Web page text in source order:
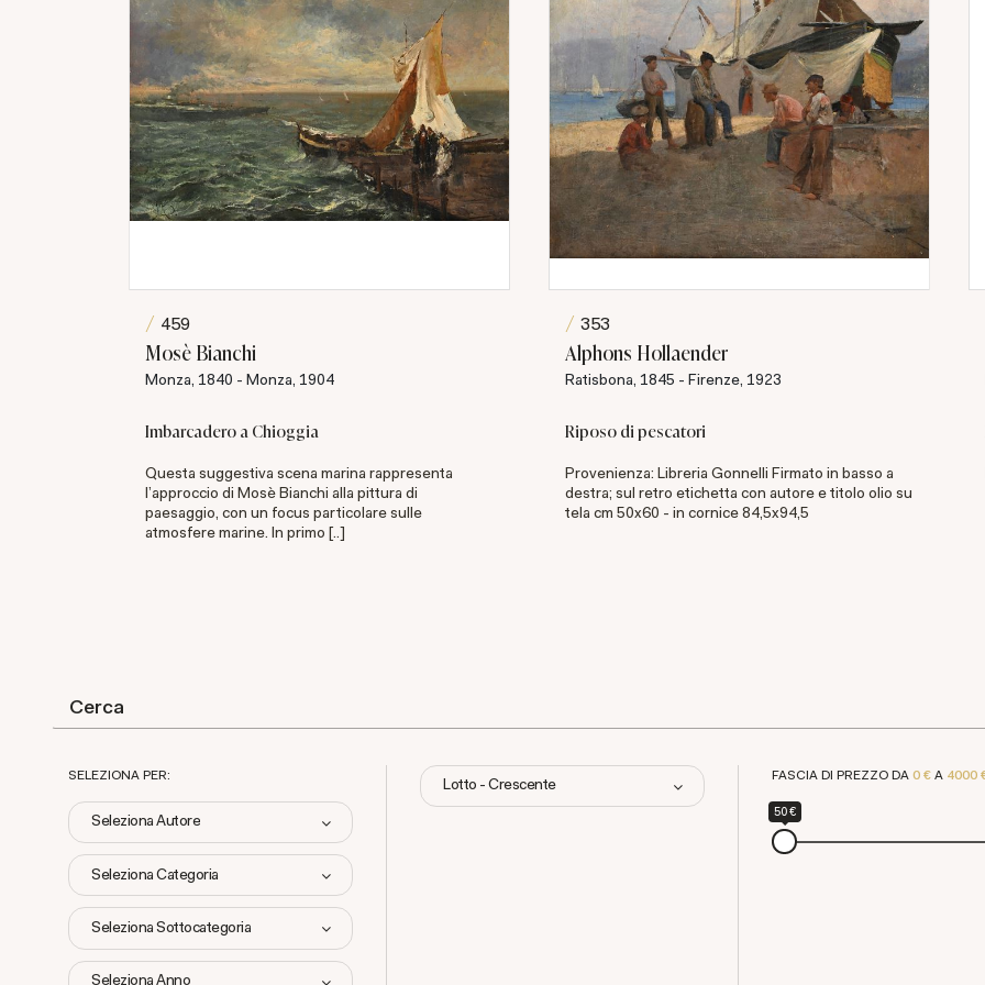
459
Mosè Bianchi
Monza, 1840 - Monza, 1904
Imbarcadero a Chioggia
Questa suggestiva scena marina rappresenta
l'approccio di Mosè Bianchi alla pittura di
paesaggio, con un focus particolare sulle
atmosfere marine. In primo [..]
353
Alphons Hollaender
Ratisbona, 1845 - Firenze, 1923
Riposo di pescatori
Provenienza: Libreria Gonnelli Firmato in basso a
destra; sul retro etichetta con autore e titolo olio su
tela cm 50x60 - in cornice 84,5x94,5
SELEZIONA PER:
Seleziona Autore
Seleziona Categoria
Seleziona Sottocategoria
Seleziona Anno
FASCIA DI PREZZO DA0 €A 4000
50 €
Lotto - Crescente